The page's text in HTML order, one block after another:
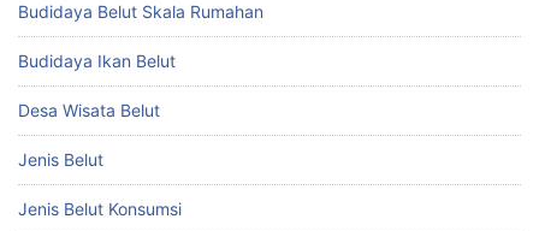
Budidaya Belut Skala Rumahan
Budidaya Ikan Belut
Desa Wisata Belut
Jenis Belut
Jenis Belut Konsumsi